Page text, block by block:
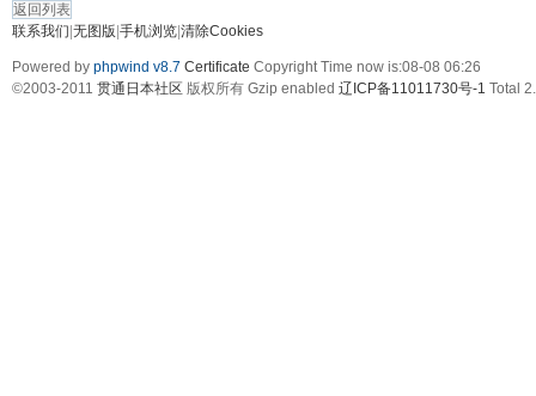
返回列表
联系我们 无图版 手机浏览 清除Cookies
Powered by phpwind v8.7 Certificate Copyright Time now is:08-08 06:26
©2003-2011 贯通日本社区 版权所有 Gzip enabled 辽ICP备11011730号-1 Total